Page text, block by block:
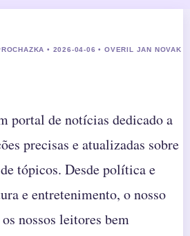
• 2026-04-06 • OVERIL JAN NOVAK
portal de notícias dedicado a
precisas e atualizadas sobre
tópicos. Desde política e
e entretenimento, o nosso
nossos leitores bem